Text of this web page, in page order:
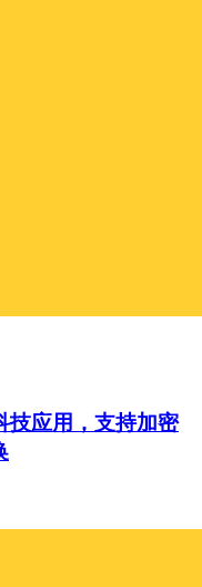
技应用，支持加密